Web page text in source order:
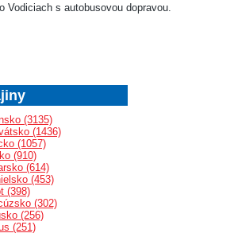
Vodiciach s autobusovou dopravou.
(3135)
(1436)
(1057)
(910)
(614)
(453)
(398)
(302)
(256)
(251)